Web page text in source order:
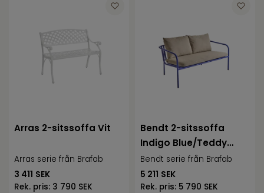
Arras 2-sitssoffa Vit
Arras serie från Brafab
3 411 SEK
Rek. pris: 3 790 SEK
Bendt 2-sitssoffa
Indigo Blue/Teddy
Beige
Bendt serie från Brafab
5 211 SEK
Rek. pris: 5 790 SEK